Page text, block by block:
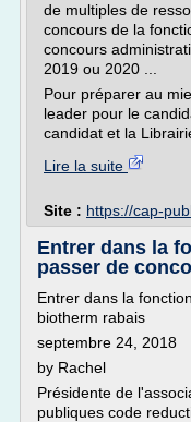
de multiples de
concours de la
concours
2019 ou 2020 ...
Pour préparer au
leader pour le
candidat et la
Lire la suite
Site : https://cap-
Entrer dans la
passer de
Entrer dans la
biotherm rabais
septembre 24, 2018
by Rachel
Présidente de
publiques code